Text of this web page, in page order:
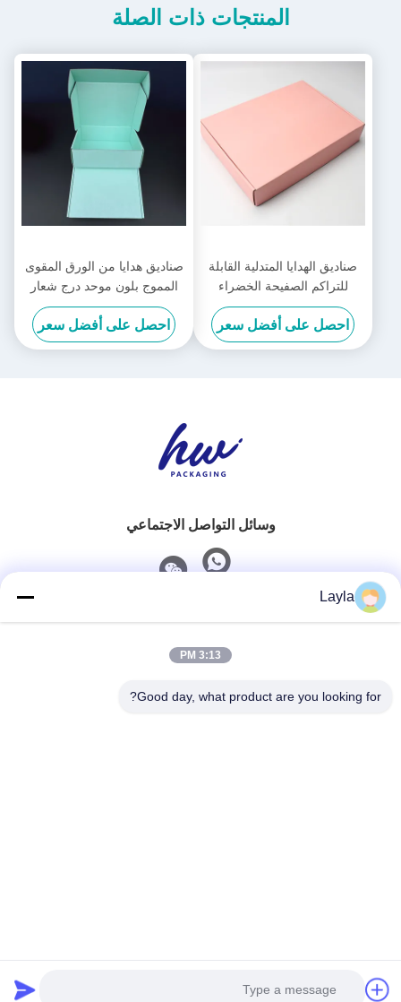
المنتجات ذات الصلة
صناديق الهدايا المتدلية القابلة
للتراكم الصفيحة الخضراء
الزمردية صناديق الهدايا للشحن
الفضية الصفيحة الذهبية المعدنية
احصل على أفضل سعر
صناديق هدايا من الورق المقوى
المموج بلون موحد درج شعار
مخصص صناديق من الورق
المقوى قابلة للطي
احصل على أفضل سعر
وسائل التواصل الاجتماعي
0086-18688885859
2025-2026 Guangdong Huawei Printing and Packaging Co., Ltd.
جميع الحقوق محفوظة
Layla
3:13 PM
Good day, what product are you looking for?